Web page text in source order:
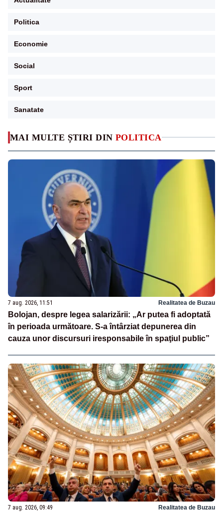
MAI MULTE ȘTIRI DIN POLITICA
7 aug. 2026, 11:51 Realitatea de Buzau
Bolojan, despre legea salarizării: „Ar putea fi adoptată
în perioada următoare. S-a întârziat depunerea din
cauza unor discursuri iresponsabile în spaţiul public”
7 aug. 2026, 09:49 Realitatea de Buzau
Politica
Economie
Social
Sport
Sanatate